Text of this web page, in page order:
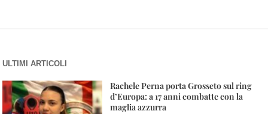
ULTIMI ARTICOLI
Rachele Perna porta Grosseto sul ring
d’Europa: a 17 anni combatte con la
maglia azzurra